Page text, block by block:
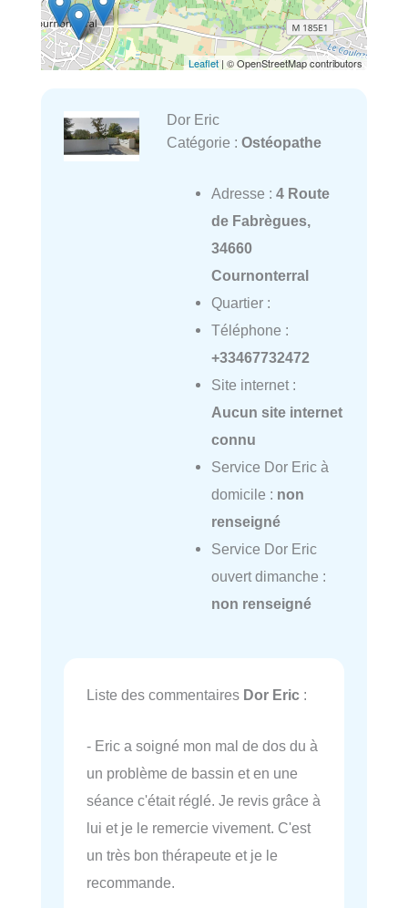
Leaflet | © OpenStreetMap contributors
Dor Eric
Catégorie : Ostéopathe
Adresse : 4 Route
de Fabrègues,
34660
Cournonterral
Quartier :
Téléphone :
+33467732472
Site internet :
Aucun site internet
connu
Service Dor Eric à
domicile : non
renseigné
Service Dor Eric
ouvert dimanche :
non renseigné
Liste des commentaires Dor Eric :
- Eric a soigné mon mal de dos du à
un problème de bassin et en une
séance c'était réglé. Je revis grâce à
lui et je le remercie vivement. C'est
un très bon thérapeute et je le
recommande.